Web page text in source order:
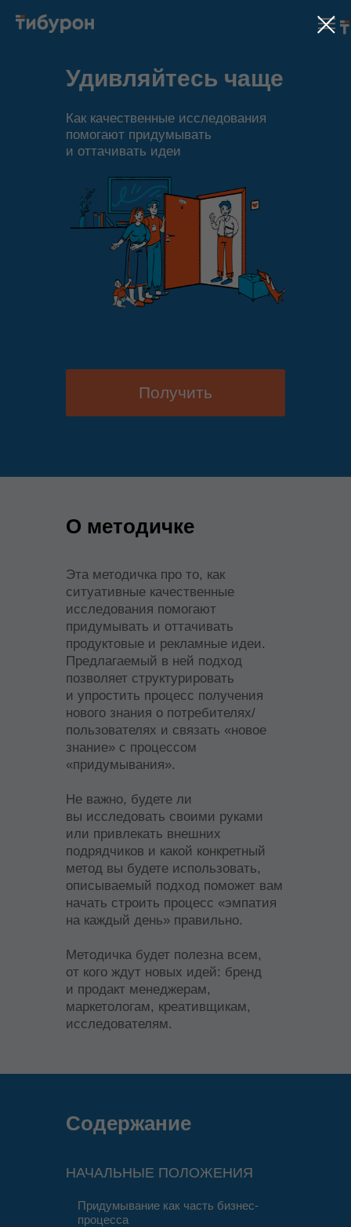
Удивляйтесь чаще
Как качественные исследования
помогают придумывать
и оттачивать идеи
Получить
О методичке
Эта методичка про то, как
ситуативные качественные
исследования помогают
придумывать и оттачивать
продуктовые и рекламные идеи.
Предлагаемый в ней подход
позволяет структурировать
и упростить процесс получения
нового знания о потребителях/
пользователях и связать «новое
знание» с процессом
«придумывания».
Не важно, будете ли
вы исследовать своими руками
или привлекать внешних
подрядчиков и какой конкретный
метод вы будете использовать,
описываемый подход поможет вам
начать строить процесс «эмпатия
на каждый день» правильно.
Методичка будет полезна всем,
от кого ждут новых идей: бренд
и продакт менеджерам,
маркетологам, креативщикам,
исследователям.
Содержание
НАЧАЛЬНЫЕ ПОЛОЖЕНИЯ
Придумывание как часть бизнес-
процесса